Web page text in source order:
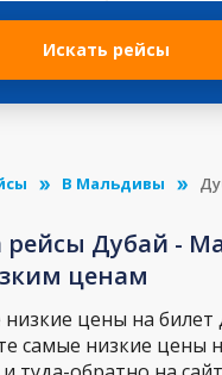
Искать рейсы
В Мальдивы
рейсы Дубай -
ценам
цены на билет
самые низкие цены